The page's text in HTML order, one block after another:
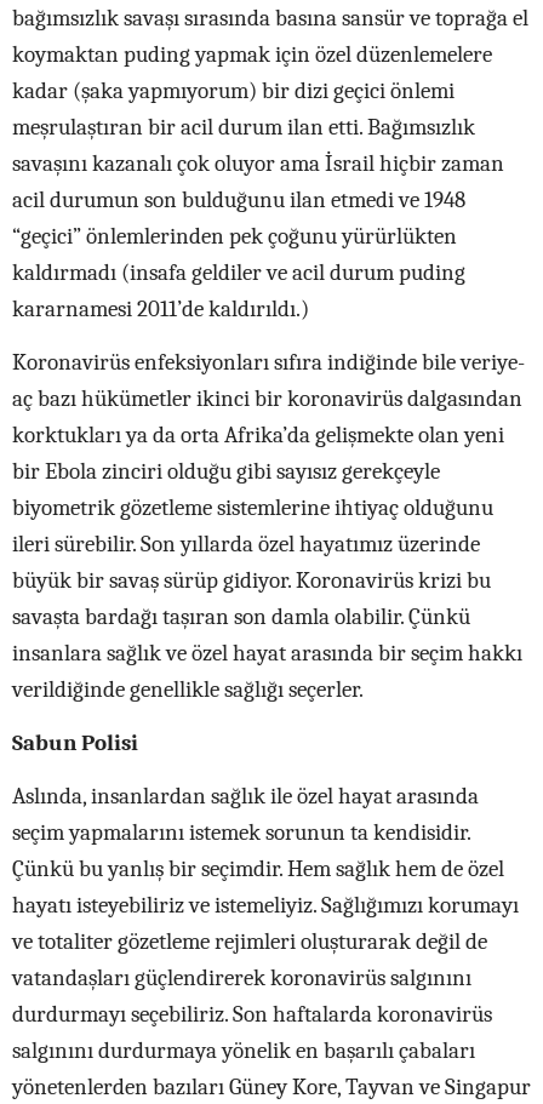
bağımsızlık savaşı sırasında basına sansür ve toprağa el
koymaktan puding yapmak için özel düzenlemelere
kadar (şaka yapmıyorum) bir dizi geçici önlemi
meşrulaştıran bir acil durum ilan etti. Bağımsızlık
savaşını kazanalı çok oluyor ama İsrail hiçbir zaman
acil durumun son bulduğunu ilan etmedi ve 1948
“geçici” önlemlerinden pek çoğunu yürürlükten
kaldırmadı (insafa geldiler ve acil durum puding
kararnamesi 2011’de kaldırıldı.)
Koronavirüs enfeksiyonları sıfıra indiğinde bile veriye-
aç bazı hükümetler ikinci bir koronavirüs dalgasından
korktukları ya da orta Afrika’da gelişmekte olan yeni
bir Ebola zinciri olduğu gibi sayısız gerekçeyle
biyometrik gözetleme sistemlerine ihtiyaç olduğunu
ileri sürebilir. Son yıllarda özel hayatımız üzerinde
büyük bir savaş sürüp gidiyor. Koronavirüs krizi bu
savaşta bardağı taşıran son damla olabilir. Çünkü
insanlara sağlık ve özel hayat arasında bir seçim hakkı
verildiğinde genellikle sağlığı seçerler.
Sabun Polisi
Aslında, insanlardan sağlık ile özel hayat arasında
seçim yapmalarını istemek sorunun ta kendisidir.
Çünkü bu yanlış bir seçimdir. Hem sağlık hem de özel
hayatı isteyebiliriz ve istemeliyiz. Sağlığımızı korumayı
ve totaliter gözetleme rejimleri oluşturarak değil de
vatandaşları güçlendirerek koronavirüs salgınını
durdurmayı seçebiliriz. Son haftalardakoronavirüs
salgınını durdurmaya yönelik en başarılı çabaları
yönetenlerden bazıları Güney Kore, Tayvan ve Singapur